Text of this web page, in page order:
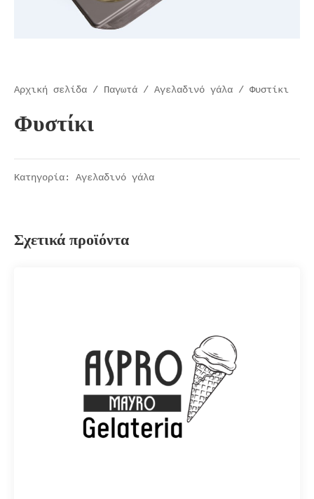
Αρχική σελίδα / Παγωτά / Αγελαδινό γάλα / Φυστίκι
Φυστίκι
Κατηγορία: Αγελαδινό γάλα
Σχετικά προϊόντα